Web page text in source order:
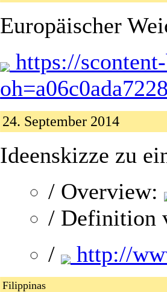
Europäischer
https://
24. September 2014
Ideenskizze zu
/ Overview:
/ Definition
/
http://
Filippinas